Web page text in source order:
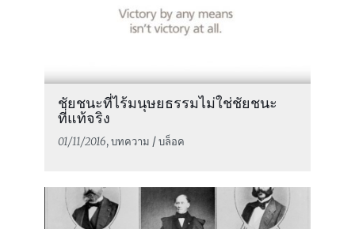
ชัยชนะที่ไร้มนุษยธรรมไม่ใช่ชัยชนะ
ที่แท้จริง
01/11/2016, บทความ / บล็อค